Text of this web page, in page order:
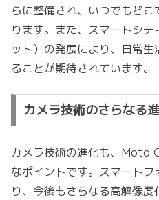
らに整備され、いつでもど
ります。また、スマートシ
ット）の発展により、日常
ることが期待されています。
カメラ技術のさらなる
カメラ技術の進化も、Moto
なポイントです。スマート
り、今後もさらなる高解像